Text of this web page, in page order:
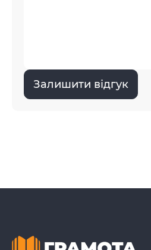
Залишити відгук